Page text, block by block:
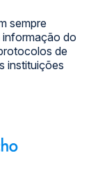
sempre
informação do
de
instituições